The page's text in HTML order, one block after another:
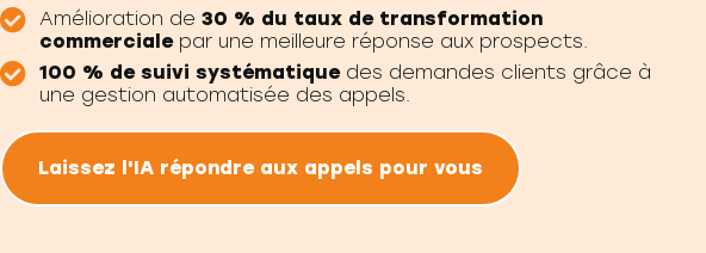
Amélioration de 30 % du taux de transformation
commercialepar une meilleure réponse aux prospects.
100 % de suivi systématiquedes demandes clients grâce à
une gestion automatisée des appels.
Laissez l'IA répondre aux appels pour vous